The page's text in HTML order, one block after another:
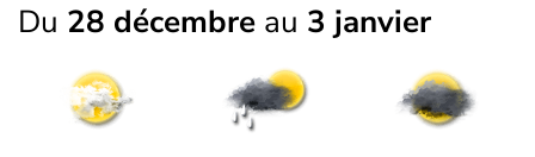
Du 28 décembre au 3 janvier